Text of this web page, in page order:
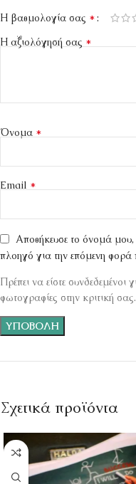
Η βαθμολογία σας *
Η αξιολόγησή σας *
Όνομα *
Email *
Αποθήκευσε το όνομά
πλοηγό για την επόμενη
Πρέπει να είστε συνδεδεμένοι
φωτογραφίες στην κριτική σας.
Σχετικά προϊόντα